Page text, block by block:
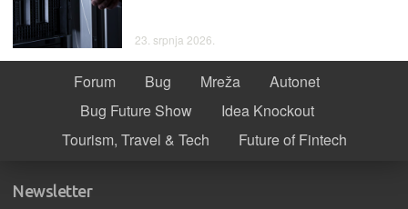
23. srpnja 2026.
Forum Bug Mreža
Autonet
Bug Future Show
Idea Knockout
Tourism, Travel & Tech
Future of Fintech
Newsletter